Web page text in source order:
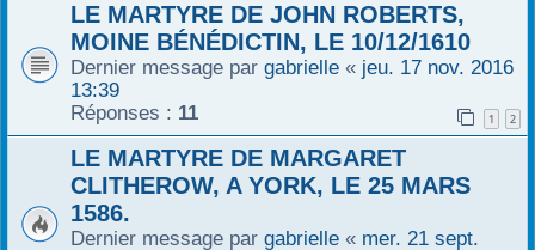
LE MARTYRE DE JOHN ROBERTS,
MOINE BÉNÉDICTIN, LE 10/12/1610
Dernier message par gabrielle « jeu. 17 nov. 2016
13:39
Réponses : 11 1 2
LE MARTYRE DE MARGARET
CLITHEROW, A YORK, LE 25 MARS
1586.
Dernier message par gabrielle « mer. 21 sept.